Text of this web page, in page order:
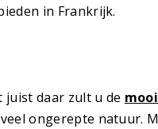
in Frankrijk.
juist daar zult u de
ongerepte